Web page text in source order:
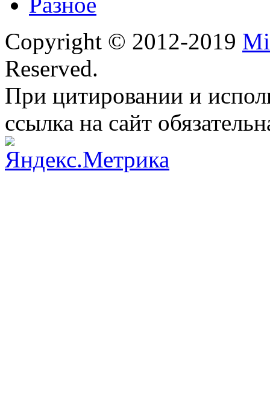
Copyright © 2012-2019
Reserved.
При цитировании и
ссылка на сайт